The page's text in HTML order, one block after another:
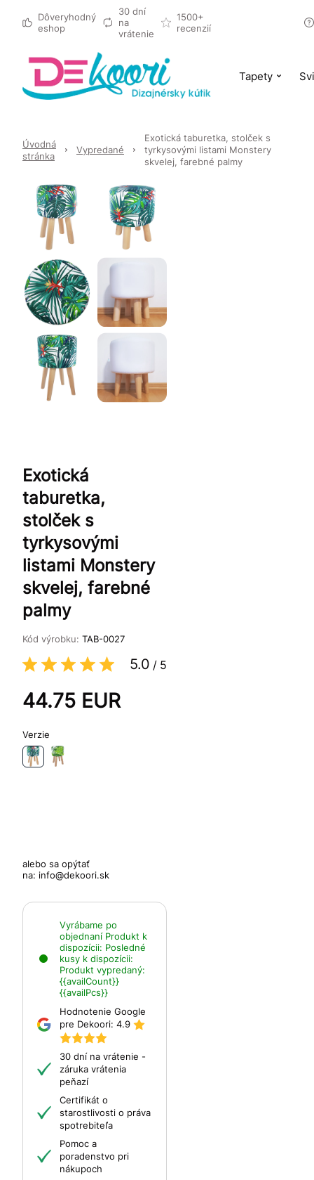
Dôveryhodný
eshop
30 dní
na
vrátenie
1500+
recenzií
Tapety
Úvodná
stránka
Vypredané
Exotická taburetka, stolček s
tyrkysovými listami Monstery
skvelej, farebné palmy
Exotická
taburetka,
stolček s
tyrkysovými
listami Monstery
skvelej, farebné
palmy
Kód výrobku: TAB-0027
5.0 / 5
44.75 EUR
Verzie
alebo sa opýtať
na: info@dekoori.sk
Vyrábame po
objednaní Produkt k
dispozícii: Posledné
kusy k dispozícii:
Produkt vypredaný:
{{availCount}}
{{availPcs}}
Hodnotenie Google
pre Dekoori: 4.9
30 dní na vrátenie -
záruka vrátenia
peňazí
Certifikát o
starostlivosti o práva
spotrebiteľa
Pomoc a
poradenstvo pri
nákupoch